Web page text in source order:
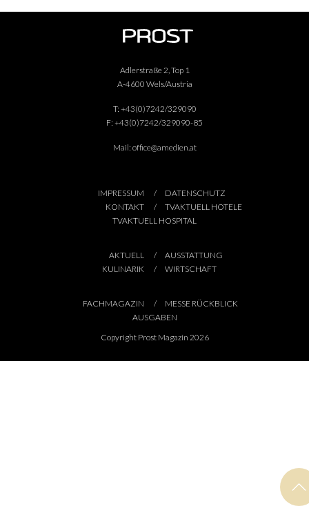
Adlerstraße 2, Top 1
A-4600 Wels/Austria
T: +43(0)7242/329090
F: +43(0)7242/329090-85
Mail: office@amedien.at
IMPRESSUM
DATENSCHUTZ
KONTAKT
TVAKTUELL HOTELE
TVAKTUELL HOSPITAL
AKTUELL
AUSSTATTUNG
KULINARIK
WIRTSCHAFT
FACHMAGAZIN
MESSE RÜCKBLICK
AUSGABEN
Copyright Prost Magazin 2026